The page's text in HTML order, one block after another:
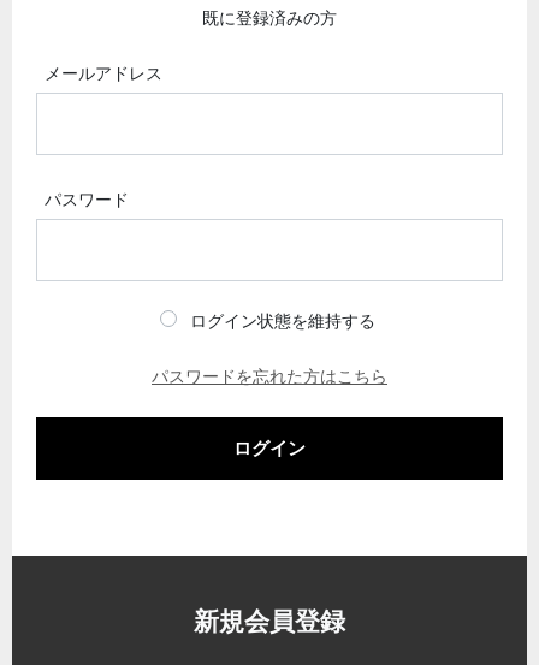
既に登録済みの方
メールアドレス
パスワード
ログイン状態を維持する
パスワードを忘れた方はこちら
ログイン
新規会員登録